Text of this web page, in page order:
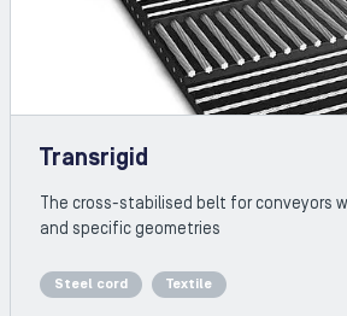
Steel cord Textile
Transrigid
The cross-stabilised belt for conveyors
and specific geometries